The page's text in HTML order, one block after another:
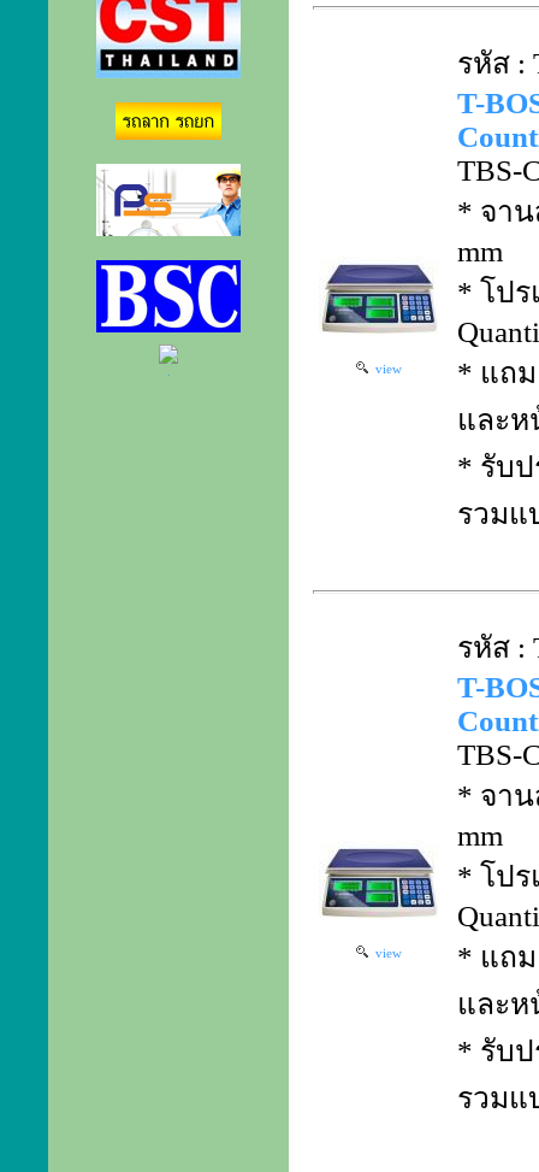
view
รหัส :
T-
TBS-
* จาน
mm
* โป
* แถม
และ
* รับ
รวมแ
view
รหัส :
T-
TBS-
* จาน
mm
* โป
* แถม
และ
* รับ
รวมแ